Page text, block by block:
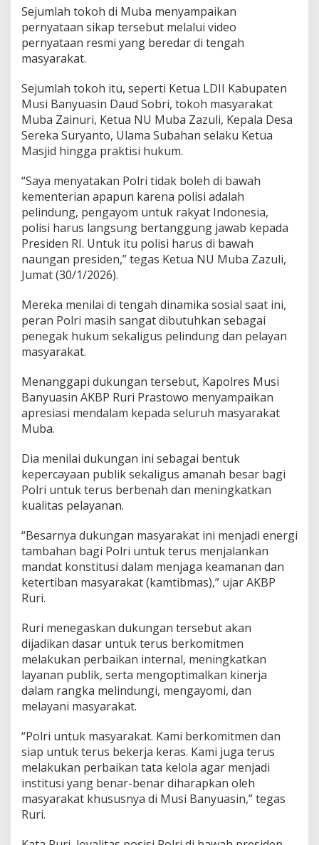
e
m
e
a
s
y
a
r
k
t
M
u
b
a
T
e
r
a
i
t
P
i
s
i
I
t
u
s
i
l
r
i
d
w
a
h
P
e
s
d
e
R
I
Sejumlah tokoh di Muba menyampaikan
pernyataan sikap tersebut melalui video
pernyataan resmi yang beredar di tengah
masyarakat.
Sejumlah tokoh itu, seperti Ketua LDII Kabupaten
Musi Banyuasin Daud Sobri, tokoh masyarakat
Muba Zainuri, Ketua NU Muba Zazuli, Kepala Desa
Sereka Suryanto, Ulama Subahan selaku Ketua
Masjid hingga praktisi hukum.
“Saya menyatakan Polri tidak boleh di bawah
kementerian apapun karena polisi adalah
pelindung, pengayom untuk rakyat Indonesia,
polisi harus langsung bertanggung jawab kepada
Presiden RI. Untuk itu polisi harus di bawah
naungan presiden,” tegas Ketua NU Muba Zazuli,
Jumat (30/1/2026).
Mereka menilai di tengah dinamika sosial saat ini,
peran Polri masih sangat dibutuhkan sebagai
penegak hukum sekaligus pelindung dan pelayan
masyarakat.
Menanggapi dukungan tersebut, Kapolres Musi
Banyuasin AKBP Ruri Prastowo menyampaikan
apresiasi mendalam kepada seluruh masyarakat
Muba.
Dia menilai dukungan ini sebagai bentuk
kepercayaan publik sekaligus amanah besar bagi
Polri untuk terus berbenah dan meningkatkan
kualitas pelayanan.
“Besarnya dukungan masyarakat ini menjadi energi
tambahan bagi Polri untuk terus menjalankan
mandat konstitusi dalam menjaga keamanan dan
ketertiban masyarakat (kamtibmas),” ujar AKBP
Ruri.
Ruri menegaskan dukungan tersebut akan
dijadikan dasar untuk terus berkomitmen
melakukan perbaikan internal, meningkatkan
layanan publik, serta mengoptimalkan kinerja
dalam rangka melindungi, mengayomi, dan
melayani masyarakat.
“Polri untuk masyarakat. Kami berkomitmen dan
siap untuk terus bekerja keras. Kami juga terus
melakukan perbaikan tata kelola agar menjadi
institusi yang benar-benar diharapkan oleh
masyarakat khususnya di Musi Banyuasin,” tegas
Ruri.